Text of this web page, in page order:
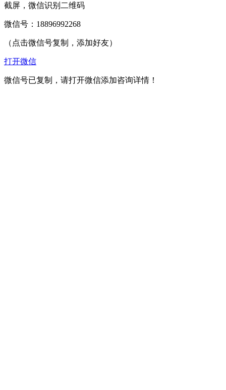
截屏，微信识别二维码
微信号： 18896992268
（点击微信号复制，添加好友）
打开微信
微信号已复制，请打开微信添加咨询详情！